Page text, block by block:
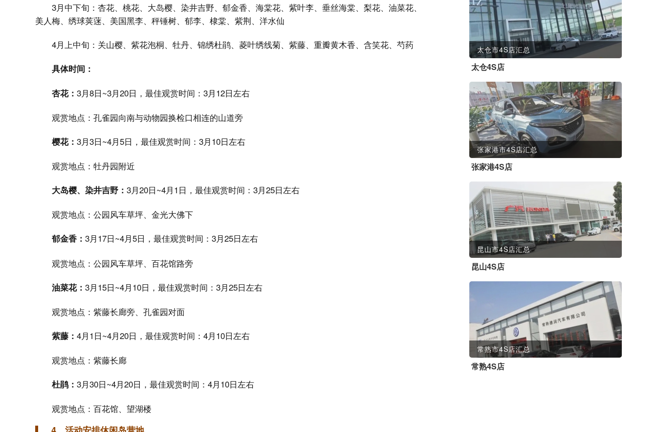
3月中下旬：杏花、桃花、大岛樱、染井吉野、郁金香、海棠花、紫叶李、垂丝海棠、梨花、油菜花、
美人梅、绣球荚蒾、美国黑李、秤锤树、郁李、棣棠、紫荆、洋水仙
4月上中旬：关山樱、紫花泡桐、牡丹、锦绣杜鹃、菱叶绣线菊、紫藤、重瓣黄木香、含笑花、芍药
具体时间：
杏花： 3月8日~3月20日，最佳观赏时间：3月12日左右
观赏地点：孔雀园向南与动物园换检口相连的山道旁
樱花： 3月3日~4月5日，最佳观赏时间：3月10日左右
观赏地点：牡丹园附近
大岛樱、染井吉野： 3月20日~4月1日，最佳观赏时间：3月25日左右
观赏地点：公园风车草坪、金光大佛下
郁金香： 3月17日~4月5日，最佳观赏时间：3月25日左右
观赏地点：公园风车草坪、百花馆路旁
油菜花： 3月15日~4月10日，最佳观赏时间：3月25日左右
观赏地点：紫藤长廊旁、孔雀园对面
紫藤： 4月1日~4月20日，最佳观赏时间：4月10日左右
观赏地点：紫藤长廊
杜鹃： 3月30日~4月20日，最佳观赏时间：4月10日左右
观赏地点：百花馆、望湖楼
太仓市4S店汇总
太仓4S店
张家港市4S店汇总
张家港4S店
昆山市4S店汇总
昆山4S店
常熟市4S店汇总
常熟4S店